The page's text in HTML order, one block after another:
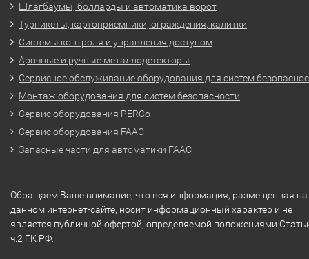
Шлагбаумы, болларды и автоматика ворот
Турникеты, картоприемники, ограждения, калитки
Системы контроля и управления доступом
Арочные и ручные металлодетекторы
Сервисное обслуживание оборудования для систем
Монтаж оборудования для систем безопасности
Сервис оборудования PERCo
Сервис оборудования FAAC
Запасные части для автоматики FAAC
Обращаем Ваше внимание, что вся информация, размещенная на
данном интернет-сайте, носит информационный характер и не
является публичной офертой, определяемой положениями
ч.2 ГК РФ.